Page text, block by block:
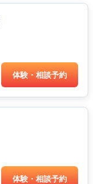
体験・相談予約
体験・相談予約